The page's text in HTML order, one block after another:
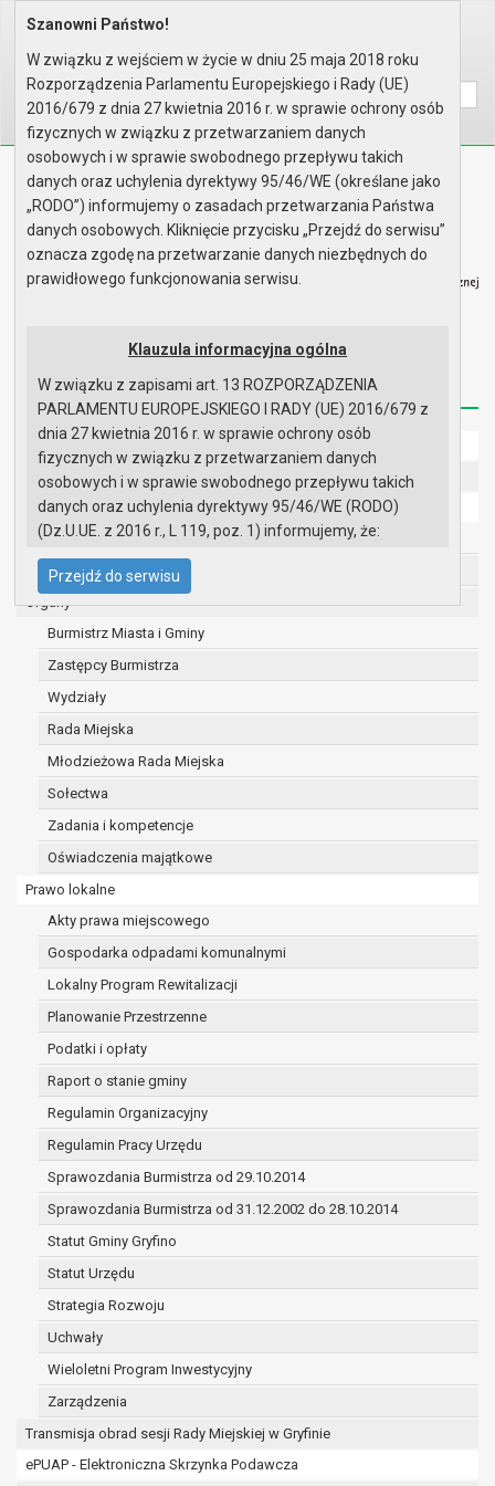
Home Informacje
Wyszukaj na stronie:
A
Biuletyn Informacji Publicznej
Urząd Miasta i Gminy w Gryfinie
Strona główna Mapa serwisu Aktualności
Redakcja Instrukcja korzystania Dostępność
UMiG - telefony wewnętrzne
Ochrona danych osobowych
Urząd Miasta i Gminy w Gryfinie
Straż Miejska
Organy
Burmistrz Miasta i Gminy
Zastępcy Burmistrza
Wydziały
Rada Miejska
Młodzieżowa Rada Miejska
Sołectwa
Zadania i kompetencje
Oświadczenia majątkowe
Prawo lokalne
Akty prawa miejscowego
Gospodarka odpadami komunalnymi
Lokalny Program Rewitalizacji
Planowanie Przestrzenne
Podatki i opłaty
Raport o stanie gminy
Regulamin Organizacyjny
Regulamin Pracy Urzędu
Sprawozdania Burmistrza od 29.10.2014
Sprawozdania Burmistrza od 31.12.2002 do 28.10.2014
Statut Gminy Gryfino
Statut Urzędu
Strategia Rozwoju
Uchwały
Wieloletni Program Inwestycyjny
Zarządzenia
Transmisja obrad sesji Rady Miejskiej w Gryfinie
ePUAP - Elektroniczna Skrzynka Podawcza
Szanowni Państwo!
W związku z wejściem w życie w dniu 25 maja 2018 roku
Rozporządzenia Parlamentu Europejskiego i Rady (UE)
2016/679 z dnia 27 kwietnia 2016 r. w sprawie ochrony osób
fizycznych w związku z przetwarzaniem danych
osobowych i w sprawie swobodnego przepływu takich
danych oraz uchylenia dyrektywy 95/46/WE (określane jako
„RODO”) informujemy o zasadach przetwarzania Państwa
danych osobowych. Kliknięcie przycisku „Przejdź do serwisu”
oznacza zgodę na przetwarzanie danych niezbędnych do
prawidłowego funkcjonowania serwisu.
Klauzula informacyjna ogólna
W związku z zapisami art. 13 ROZPORZĄDZENIA
PARLAMENTU EUROPEJSKIEGO I RADY (UE) 2016/679 z
dnia 27 kwietnia 2016 r. w sprawie ochrony osób
fizycznych w związku z przetwarzaniem danych
osobowych i w sprawie swobodnego przepływu takich
danych oraz uchylenia dyrektywy 95/46/WE (RODO)
(Dz.U.UE. z 2016 r., L 119, poz. 1) informujemy, że:
Administratorem Pani/Pana danych osobowych
jest:
ul. 1 Maja 16
74 -100 Gryfino
telefon: 91 416 20 11
e-mail:burmistrz@gryfino.pl
Dane kontaktowe Inspektora Ochrony Danych:
telefon: 91 416 20 11
e-mail:
Pani/Pana dane osobowe przetwarzane są
zgodnie z obowiązującymi przepisami prawa w
celu:
marca 1990 r. o samorządzie gminnym
(Dz.U. z 2017r., poz. 1875 ze zm.) oraz z
szeregu ustaw kompetencyjnych
(merytorycznych), a także obowiązków i
nadrzędne wobec Gminy;
zawarcia i realizacji umów;
ochrony żywotnych interesów osoby, której
dane dotyczą, lub innej osoby fizycznej;
wykonania zadania realizowanego w
interesie publicznym lub w ramach
sprawowania władzy publicznej
powierzonej administratorowi;
w pozostałych przypadkach dane osobowe
przetwarzane są wyłącznie na podstawie
określonym w treści zgody.
W związku z przetwarzaniem danych w celu
wskazanym w pkt. 3, dane osobowe mogą być
udostępniane innym upoważnionym odbiorcom lub
kategoriom odbiorców danych osobowych.
Odbiorcami mogą być:
podmioty, które przetwarzają dane
Przejdź do serwisu